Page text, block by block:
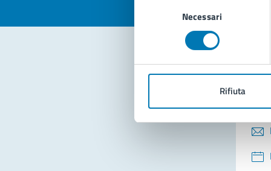
consenso
Necessari
Rifiuta